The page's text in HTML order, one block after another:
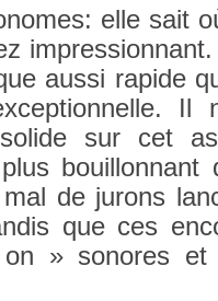
elle sait
aussi rapide
Il
sur cet
de jurons
que ces
» sonores et